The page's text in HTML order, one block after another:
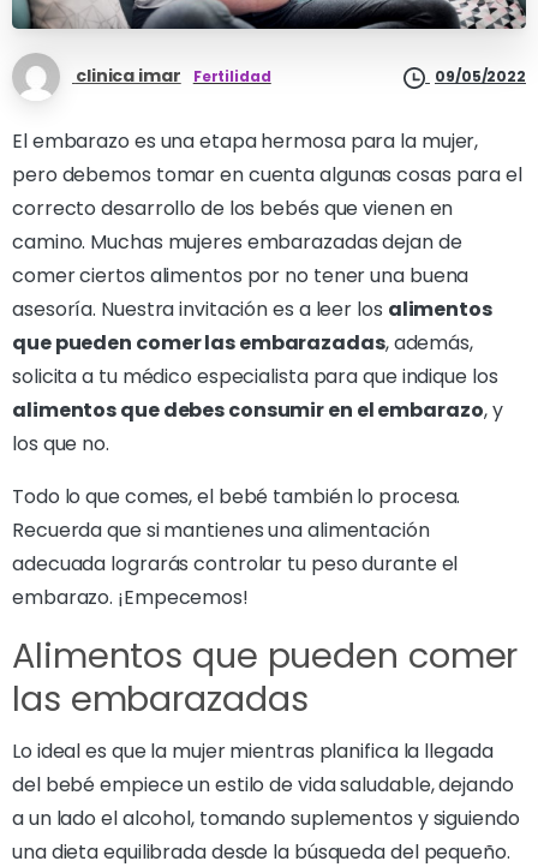
clinica imar Fertilidad 09/05/2022
El embarazo es una etapa hermosa para la mujer,
pero debemos tomar en cuenta algunas cosas para el
correcto desarrollo de los bebés que vienen en
camino. Muchas mujeres embarazadas dejan de
comer ciertos alimentos por no tener una buena
asesoría. Nuestra invitación es a leer los alimentos
que pueden comer las embarazadas, además,
solicita a tu médico especialista para que indique los
alimentos que debes consumir en el embarazo, y
los que no.
Todo lo que comes, el bebé también lo procesa.
Recuerda que si mantienes una alimentación
adecuada lograrás controlar tu peso durante el
embarazo. ¡Empecemos!
Alimentos que pueden comer
las embarazadas
Lo ideal es que la mujer mientras planifica la llegada
del bebé empiece un estilo de vida saludable, dejando
a un lado el alcohol, tomando suplementos y siguiendo
una dieta equilibrada desde la búsqueda del pequeño.